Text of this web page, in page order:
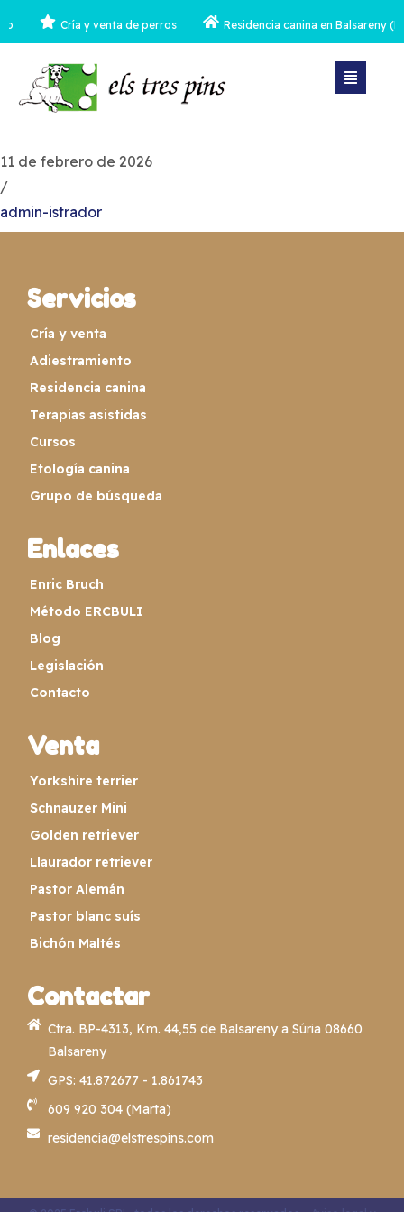
Cría y venta de perros Residencia canina en Balsareny
11 de febrero de 2026
/
admin-istrador
Servicios
Cría y venta
Adiestramiento
Residencia canina
Terapias asistidas
Cursos
Etología canina
Grupo de búsqueda
Enlaces
Enric Bruch
Método ERCBULI
Blog
Legislación
Contacto
Venta
Yorkshire terrier
Schnauzer Mini
Golden retriever
Llaurador retriever
Pastor Alemán
Pastor blanc suís
Bichón Maltés
Contactar
Ctra. BP-4313, Km. 44,55 de Balsareny a Súria 08660
Balsareny
GPS: 41.872677 - 1.861743
609 920 304 (Marta)
residencia@elstrespins.com